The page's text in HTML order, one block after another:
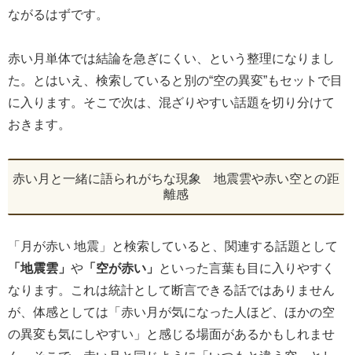
ながるはずです。
赤い月単体では結論を急ぎにくい、という整理になりまし
た。とはいえ、検索していると別の“空の異変”もセットで目
に入ります。そこで次は、混ざりやすい話題を切り分けて
おきます。
赤い月と一緒に語られがちな現象 地震雲や赤い空との距
離感
「月が赤い 地震」と検索していると、関連する話題として
「地震雲」 や 「空が赤い」
といった言葉も目に入りやすく
なります。これは統計として断言できる話ではありません
が、体感としては「赤い月が気になった人ほど、ほかの空
の異変も気にしやすい」と感じる場面があるかもしれませ